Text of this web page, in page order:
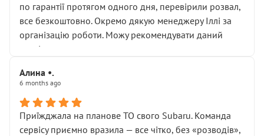
по гарантії протягом одного дня, перевірили розвал,
все безкоштовно. Окремо дякую менеджеру Іллі за
організацію роботи. Можу рекомендувати даний
сервіс.
Алина •.
6 months ago
Приїжджала на планове ТО свого Subaru. Команда
сервісу приємно вразила — все чітко, без «розводів»,